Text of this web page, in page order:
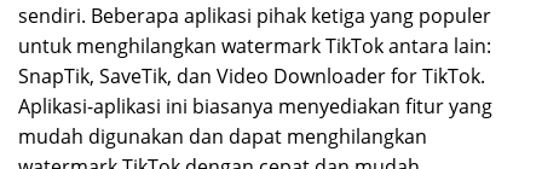
sendiri. Beberapa aplikasi pihak ketiga yang populer
untuk menghilangkan watermark TikTok antara lain:
SnapTik, SaveTik, dan Video Downloader for TikTok.
Aplikasi-aplikasi ini biasanya menyediakan fitur yang
mudah digunakan dan dapat menghilangkan